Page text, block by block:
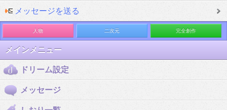
メッセージを送る
人物 二次元 完全創作
メインメニュー
ドリーム設定
メッセージ